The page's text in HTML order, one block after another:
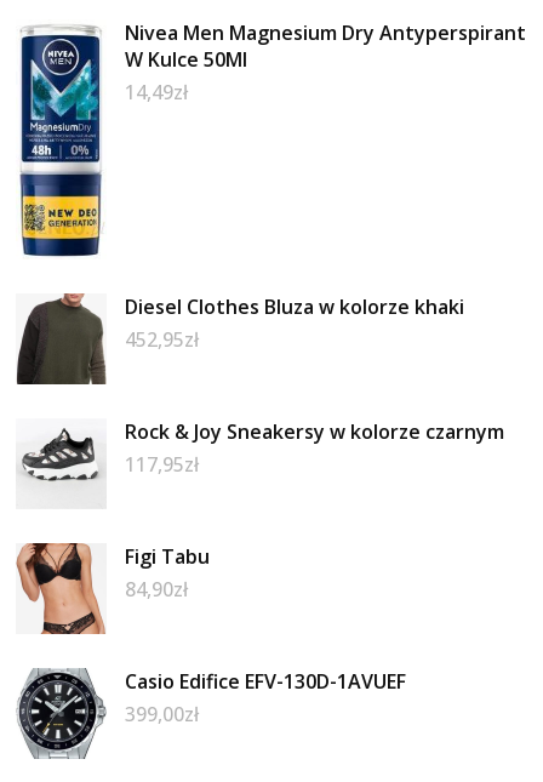
Nivea Men Magnesium Dry Antyperspirant
W Kulce 50Ml
14,49zł
Diesel Clothes Bluza w kolorze khaki
452,95zł
Rock & Joy Sneakersy w kolorze czarnym
117,95zł
Figi Tabu
84,90zł
Casio Edifice EFV-130D-1AVUEF
399,00zł